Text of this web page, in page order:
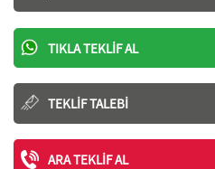
TIKLA TEKLIF AL
TEKLIF TALEBI
ARA TEKLIF AL